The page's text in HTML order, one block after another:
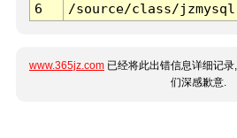
6
/source/class/
www.365jz.com 已经将此出错信息详细记
们深感歉意.